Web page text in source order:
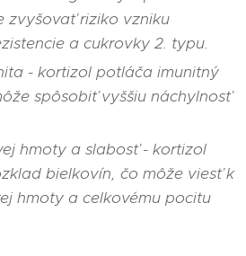
zvyšovať riziko vzniku
a cukrovky 2. typu.
- kortizol potláča imunitný
spôsobiť vyššiu náchylnosť
hmoty a slabosť - kortizol
bielkovín, čo môže viesť k
hmoty a celkovému pocitu